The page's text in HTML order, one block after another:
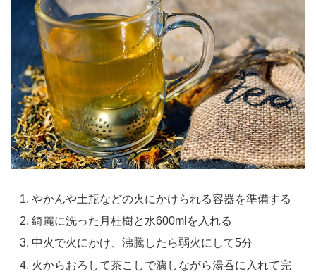
やかんや土瓶などの火にかけられる容器を準備する
綺麗に洗った月桂樹と水600mlを入れる
中火で火にかけ、沸騰したら弱火にして5分
火からおろして茶こしで濾しながら湯呑に入れて完